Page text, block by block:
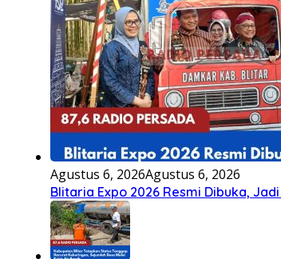
Agustus 6, 2026Agustus 6, 2026
Blitaria Expo 2026 Resmi Dibuka,